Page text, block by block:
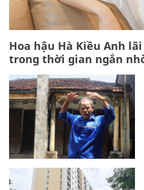
Hoa hậu Hà Kiều Anh
trong thời gian ngắn